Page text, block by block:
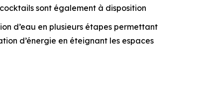
sont également à disposition
d’eau en plusieurs étapes permettant
d’énergie en éteignant les espaces